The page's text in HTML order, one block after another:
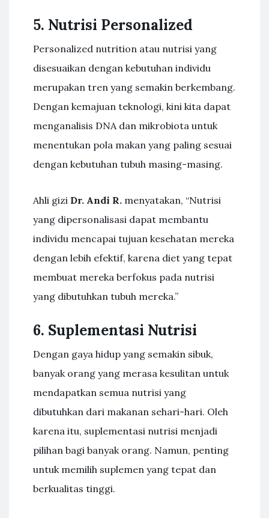
5. Nutrisi Personalized
Personalized nutrition atau nutrisi yang
disesuaikan dengan kebutuhan individu
merupakan tren yang semakin berkembang.
Dengan kemajuan teknologi, kini kita dapat
menganalisis DNA dan mikrobiota untuk
menentukan pola makan yang paling sesuai
dengan kebutuhan tubuh masing-masing.
Ahli gizi Dr. Andi R. menyatakan, “Nutrisi
yang dipersonalisasi dapat membantu
individu mencapai tujuan kesehatan mereka
dengan lebih efektif, karena diet yang tepat
membuat mereka berfokus pada nutrisi
yang dibutuhkan tubuh mereka.”
6. Suplementasi Nutrisi
Dengan gaya hidup yang semakin sibuk,
banyak orang yang merasa kesulitan untuk
mendapatkan semua nutrisi yang
dibutuhkan dari makanan sehari-hari. Oleh
karena itu, suplementasi nutrisi menjadi
pilihan bagi banyak orang. Namun, penting
untuk memilih suplemen yang tepat dan
berkualitas tinggi.